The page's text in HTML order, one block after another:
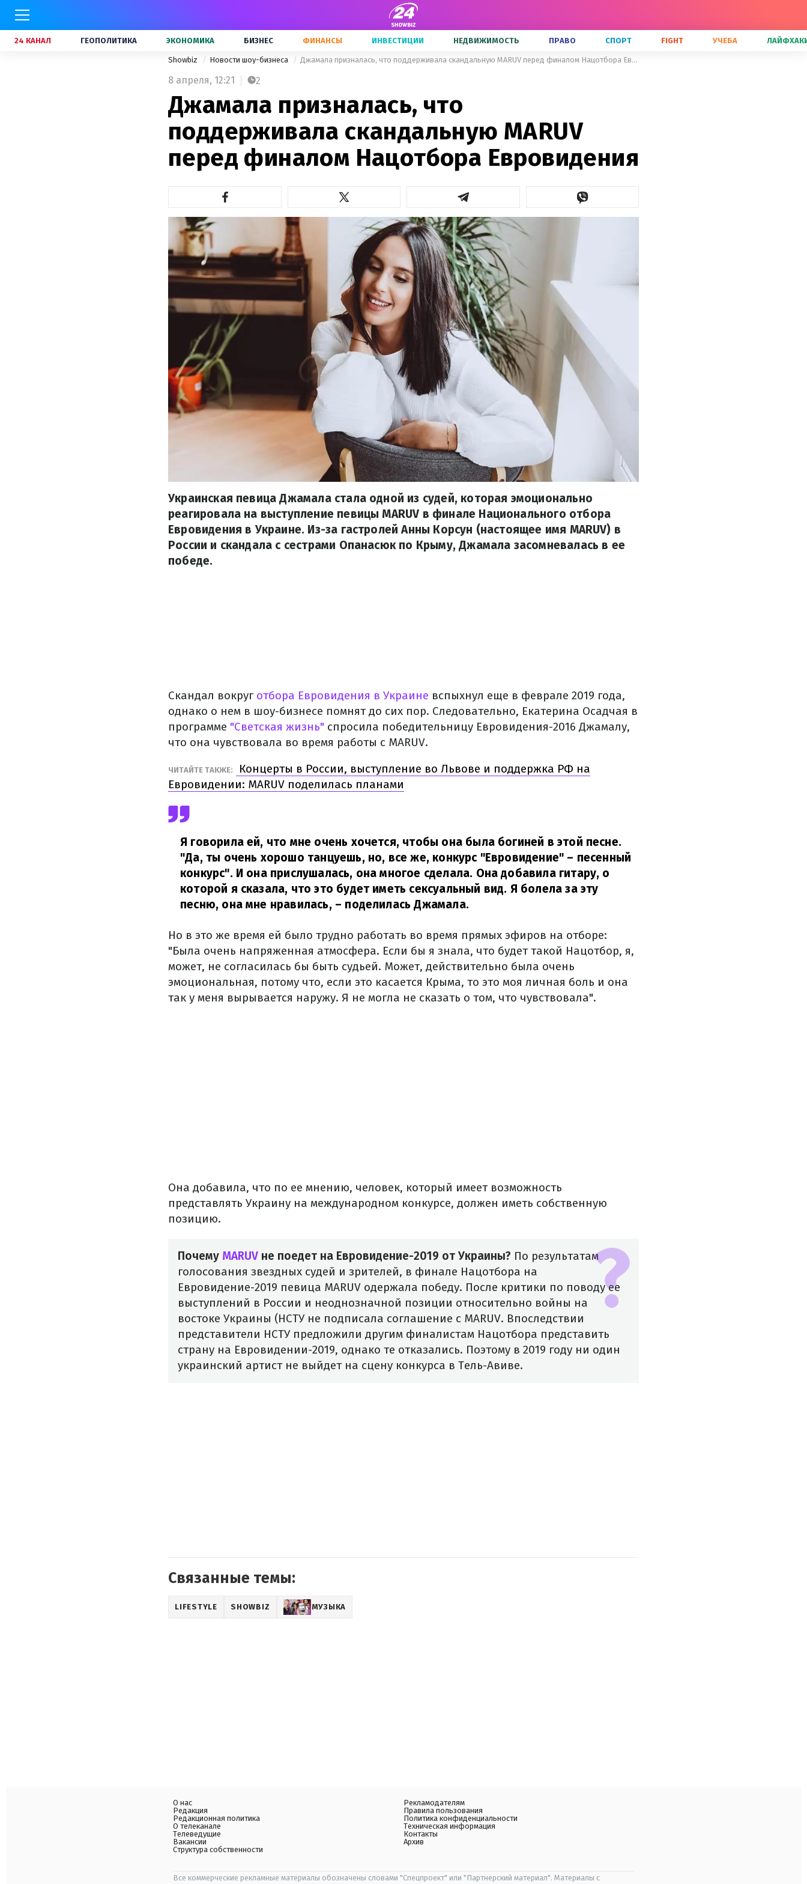
24 КАНАЛ ГЕОПОЛИТИКА ЭКОНОМИКА БИЗНЕС ФИНАНСЫ ИНВЕСТИЦИИ НЕДВИЖИМОСТЬ ПРАВО СПОРТ FIGHT УЧЕБА
Showbiz Новости шоу-бизнеса Джамала призналась, что поддерживала скандальную MARUV перед финалом Нацотбора Евровидения
8 апреля, 12:21 2
Джамала призналась, что
поддерживала скандальную MARUV
перед финалом Нацотбора Евровидения
Украинская певица Джамала стала одной из судей, которая эмоционально
реагировала на выступление певицы MARUV в финале Национального отбора
Евровидения в Украине. Из-за гастролей Анны Корсун (настоящее имя MARUV) в
России и скандала с сестрами Опанасюк по Крыму, Джамала засомневалась в ее
победе.
Скандал вокруг отбора Евровидения в Украине вспыхнул еще в феврале 2019 года,
однако о нем в шоу-бизнесе помнят до сих пор. Следовательно, Екатерина Осадчая в
программе "Светская жизнь" спросила победительницу Евровидения-2016 Джамалу,
что она чувствовала во время работы с MARUV.
ЧИТАЙТЕ ТАКЖЕ:
Концерты в России, выступление во Львове и поддержка РФ на
Евровидении: MARUV поделилась планами
Я говорила ей, что мне очень хочется, чтобы она была богиней в этой песне.
"Да, ты очень хорошо танцуешь, но, все же, конкурс "Евровидение" – песенный
конкурс". И она прислушалась, она многое сделала. Она добавила гитару, о
которой я сказала, что это будет иметь сексуальный вид. Я болела за эту
песню, она мне нравилась, – поделилась Джамала.
Но в это же время ей было трудно работать во время прямых эфиров на отборе:
"Была очень напряженная атмосфера. Если бы я знала, что будет такой Нацотбор, я,
может, не согласилась бы быть судьей. Может, действительно была очень
эмоциональная, потому что, если это касается Крыма, то это моя личная боль и она
так у меня вырывается наружу. Я не могла не сказать о том, что чувствовала".
Она добавила, что по ее мнению, человек, который имеет возможность
представлять Украину на международном конкурсе, должен иметь собственную
позицию.
Почему MARUV не поедет на Евровидение-2019 от Украины? По результатам
голосования звездных судей и зрителей, в финале Нацотбора на
Евровидение-2019 певица MARUV одержала победу. После критики по поводу ее
выступлений в России и неоднозначной позиции относительно войны на
востоке Украины (НСТУ не подписала соглашение с MARUV. Впоследствии
представители НСТУ предложили другим финалистам Нацотбора представить
страну на Евровидении-2019, однако те отказались. Поэтому в 2019 году ни один
украинский артист не выйдет на сцену конкурса в Тель-Авиве.
Связанные темы:
LIFESTYLE SHOWBIZ МУЗЫКА
О нас
Редакция
Редакционная политика
О телеканале
Телеведущие
Вакансии
Структура собственности
Рекламодателям
Правила пользования
Политика конфиденциальности
Техническая информация
Контакты
Архив
Все коммерческие рекламные материалы обозначены словами "Спецпроект" или "Партнерский материал". Материалы с